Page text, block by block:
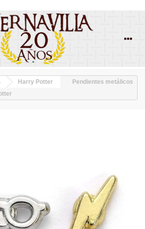
Harry Potter
Pendientes metálicos